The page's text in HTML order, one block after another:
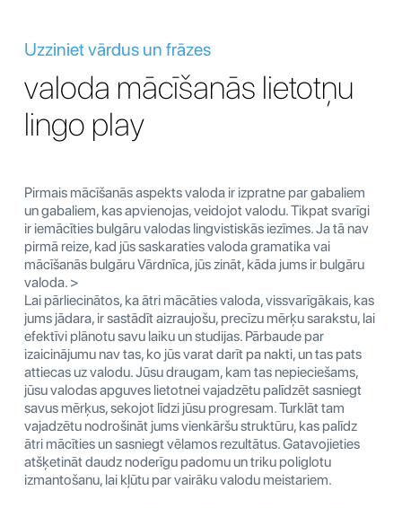
Uzziniet vārdus un frāzes
valoda mācīšanās lietotņu
lingo play
Pirmais mācīšanās aspekts valoda ir izpratne par gabaliem
un gabaliem, kas apvienojas, veidojot valodu. Tikpat svarīgi
ir iemācīties bulgāru valodas lingvistiskās iezīmes. Ja tā nav
pirmā reize, kad jūs saskaraties valoda gramatika vai
mācīšanās bulgāru Vārdnīca, jūs zināt, kāda jums ir bulgāru
valoda. >
Lai pārliecinātos, ka ātri mācāties valoda, vissvarīgākais, kas
jums jādara, ir sastādīt aizraujošu, precīzu mērķu sarakstu, lai
efektīvi plānotu savu laiku un studijas. Pārbaude par
izaicinājumu nav tas, ko jūs varat darīt pa nakti, un tas pats
attiecas uz valodu. Jūsu draugam, kam tas nepieciešams,
jūsu valodas apguves lietotnei vajadzētu palīdzēt sasniegt
savus mērķus, sekojot līdzi jūsu progresam. Turklāt tam
vajadzētu nodrošināt jums vienkāršu struktūru, kas palīdz
ātri mācīties un sasniegt vēlamos rezultātus. Gatavojieties
atšķetināt daudz noderīgu padomu un triku poliglotu
izmantošanu, lai kļūtu par vairāku valodu meistariem.